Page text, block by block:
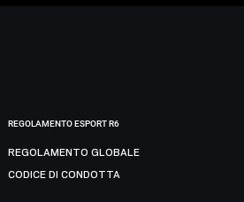
REGOLAMENTO ESPORT R6
REGOLAMENTO GLOBALE
CODICE DI CONDOTTA